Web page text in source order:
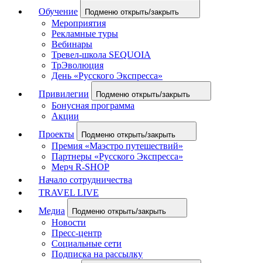
Обучение
Подменю открыть/закрыть
Мероприятия
Рекламные туры
Вебинары
Тревел-школа SEQUOIA
ТрЭволюция
День «Русского Экспресса»
Привилегии
Подменю открыть/закрыть
Бонусная программа
Акции
Проекты
Подменю открыть/закрыть
Премия «Маэстро путешествий»
Партнеры «Русского Экспресса»
Мерч R-SHOP
Начало сотрудничества
TRAVEL LIVE
Медиа
Подменю открыть/закрыть
Новости
Пресс-центр
Социальные сети
Подписка на рассылку